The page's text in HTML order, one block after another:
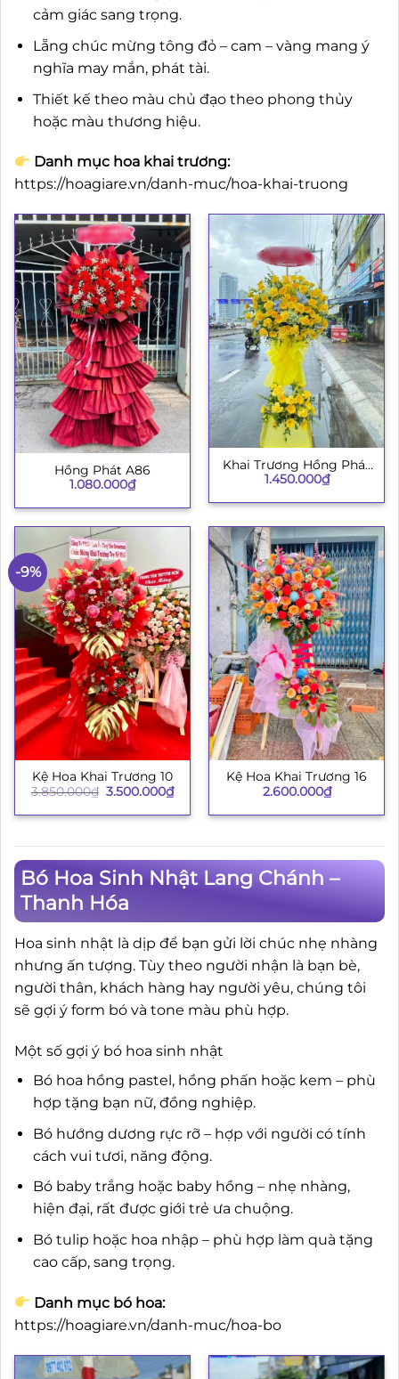
cảm giác sang trọng.
Lẵng chúc mừng tông đỏ – cam – vàng mang ý
nghĩa may mắn, phát tài.
Thiết kế theo màu chủ đạo theo phong thủy
hoặc màu thương hiệu.
Danh mục hoa khai trương:
https://hoagiare.vn/danh-muc/hoa-khai-truong
Hồng Phát A86
1.080.000₫
Khai Trương Hồng Phát
003
1.450.000₫
-9%
Kệ Hoa Khai Trương 10
3.850.000₫ Giá
là:
3.500.000₫Giá
hiện
tại
Kệ Hoa Khai Trương 16
2.600.000₫
Bó Hoa Sinh Nhật Lang Chánh –
Thanh Hóa
Hoa sinh nhật là dịp để bạn gửi lời chúc nhẹ nhàng
nhưng ấn tượng. Tùy theo người nhận là bạn bè,
người thân, khách hàng hay người yêu, chúng tôi
sẽ gợi ý form bó và tone màu phù hợp.
Một số gợi ý bó hoa sinh nhật
Bó hoa hồng pastel, hồng phấn hoặc kem – phù
hợp tặng bạn nữ, đồng nghiệp.
Bó hướng dương rực rỡ – hợp với người có tính
cách vui tươi, năng động.
Bó baby trắng hoặc baby hồng – nhẹ nhàng,
hiện đại, rất được giới trẻ ưa chuộng.
Bó tulip hoặc hoa nhập – phù hợp làm quà tặng
cao cấp, sang trọng.
Danh mục bó hoa:
https://hoagiare.vn/danh-muc/hoa-bo